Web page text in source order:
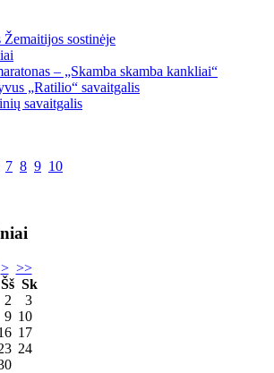
sostinėje
– „Skamba skamba kankliai“
„Ratilio“ savaitgalis
savaitgalis
7 8 9 10
> >>
Šš Sk
2
3
9 10
17
24